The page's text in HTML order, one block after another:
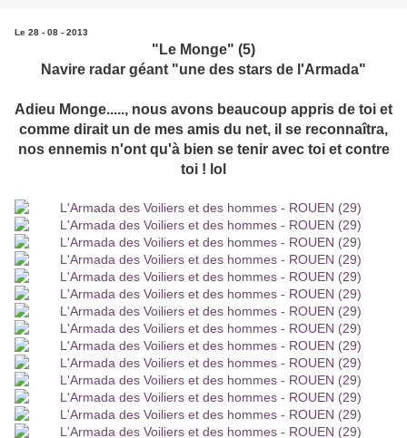
Le 28 - 08 - 2013
"Le Monge" (5)
Navire radar géant "une des stars de l'Armada"
Adieu Monge....., nous avons beaucoup appris de toi et
comme dirait un de mes amis du net, il se reconnaîtra,
nos ennemis n'ont qu'à bien se tenir avec toi et contre
toi ! lol